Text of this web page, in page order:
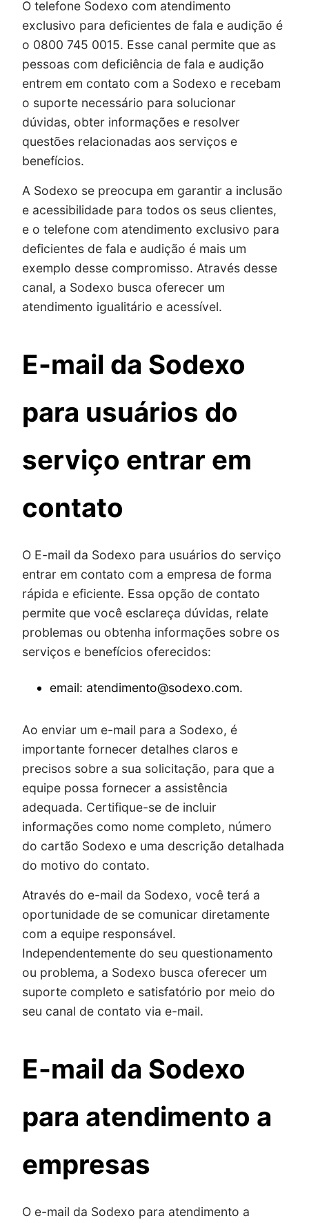
O telefone Sodexo com atendimento
exclusivo para deficientes de fala e audição é
o 0800 745 0015. Esse canal permite que as
pessoas com deficiência de fala e audição
entrem em contato com a Sodexo e recebam
o suporte necessário para solucionar
dúvidas, obter informações e resolver
questões relacionadas aos serviços e
benefícios.
A Sodexo se preocupa em garantir a inclusão
e acessibilidade para todos os seus clientes,
e o telefone com atendimento exclusivo para
deficientes de fala e audição é mais um
exemplo desse compromisso. Através desse
canal, a Sodexo busca oferecer um
atendimento igualitário e acessível.
E-mail da Sodexo
para usuários do
serviço entrar em
contato
O E-mail da Sodexo para usuários do serviço
entrar em contato com a empresa de forma
rápida e eficiente. Essa opção de contato
permite que você esclareça dúvidas, relate
problemas ou obtenha informações sobre os
serviços e benefícios oferecidos:
email: atendimento@sodexo.com.
Ao enviar um e-mail para a Sodexo, é
importante fornecer detalhes claros e
precisos sobre a sua solicitação, para que a
equipe possa fornecer a assistência
adequada. Certifique-se de incluir
informações como nome completo, número
do cartão Sodexo e uma descrição detalhada
do motivo do contato.
Através do e-mail da Sodexo, você terá a
oportunidade de se comunicar diretamente
com a equipe responsável.
Independentemente do seu questionamento
ou problema, a Sodexo busca oferecer um
suporte completo e satisfatório por meio do
seu canal de contato via e-mail.
E-mail da Sodexo
para atendimento a
empresas
O e-mail da Sodexo para atendimento a